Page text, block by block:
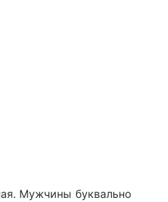
Мужчины буквально